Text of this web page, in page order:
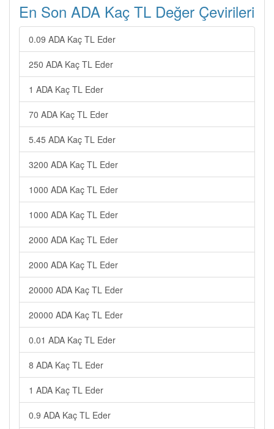
En Son ADA Kaç TL Değer Çevirileri
0.09 ADA Kaç TL Eder
250 ADA Kaç TL Eder
1 ADA Kaç TL Eder
70 ADA Kaç TL Eder
5.45 ADA Kaç TL Eder
3200 ADA Kaç TL Eder
1000 ADA Kaç TL Eder
1000 ADA Kaç TL Eder
2000 ADA Kaç TL Eder
2000 ADA Kaç TL Eder
20000 ADA Kaç TL Eder
20000 ADA Kaç TL Eder
0.01 ADA Kaç TL Eder
8 ADA Kaç TL Eder
1 ADA Kaç TL Eder
0.9 ADA Kaç TL Eder